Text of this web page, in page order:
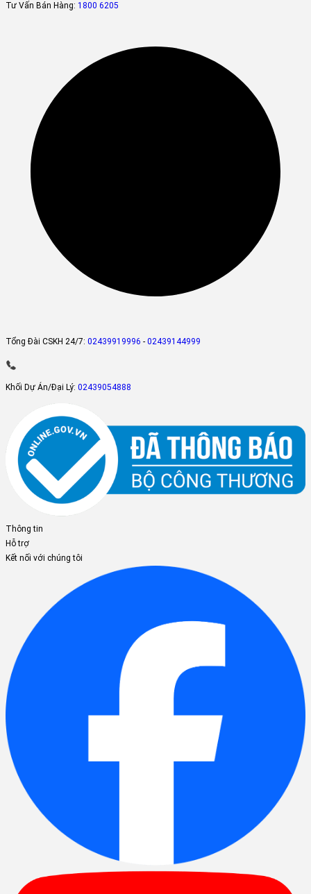
Tư Vấn Bán Hàng: 1800 6205
Tổng Đài CSKH 24/7: 02439919996 - 02439144999
Khối Dự Án/Đại Lý: 02439054888
Thông tin
Hỗ trợ
Kết nối với chúng tôi